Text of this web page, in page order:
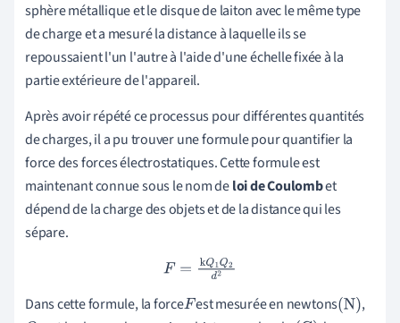
sphère métallique et le disque de laiton avec le même type
de charge et a mesuré la distance à laquelle ils se
repoussaient l'un l'autre à l'aide d'une échelle fixée à la
partie extérieure de l'appareil.
Après avoir répété ce processus pour différentes quantités
de charges, il a pu trouver une formule pour quantifier la
force des forces électrostatiques. Cette formule est
maintenant connue sous le nom deloi de Coulombet
dépend de la charge des objets et de la distance qui les
sépare.
F= kQ 1Q2d2
Dans cette formule, la forceF est mesurée en newtons(N) ,